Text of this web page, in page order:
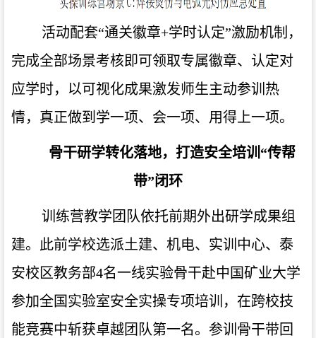
活动配套“通关徽章+学时认定”激励机制，
完成全部场景考核即可领取专属徽章、认定对
应学时，以可视化成果激发师生主动参训热
情，真正做到学一项、会一项、用得上一项。
骨干研学转化落地，打造安全培训“传帮
带”闭环
训练营教学团队依托前期外出研学成果组
建。此前学校选派土建、机电、实训中心、泰
安校区教务部4名一线实验骨干赴中国矿业大学
参加全国实验室安全实操专项培训，在跨校技
能竞赛中斩获卓越团队第一名。参训骨干带回